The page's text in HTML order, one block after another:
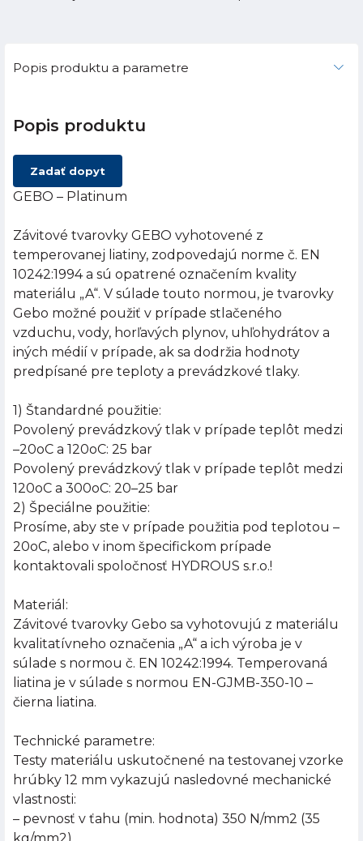
Popis produktu a parametre
Popis produktu
Zadať dopyt
GEBO – Platinum
Závitové tvarovky GEBO vyhotovené z
temperovanej liatiny, zodpovedajú norme č. EN
10242:1994 a sú opatrené označením kvality
materiálu „A“. V súlade touto normou, je tvarovky
Gebo možné použiť v prípade stlačeného
vzduchu, vody, horľavých plynov, uhľohydrátov a
iných médií v prípade, ak sa dodržia hodnoty
predpísané pre teploty a prevádzkové tlaky.
1) Štandardné použitie:
Povolený prevádzkový tlak v prípade teplôt medzi
–20oC a 120oC: 25 bar
Povolený prevádzkový tlak v prípade teplôt medzi
120oC a 300oC: 20–25 bar
2) Špeciálne použitie:
Prosíme, aby ste v prípade použitia pod teplotou –
20oC, alebo v inom špecifickom prípade
kontaktovali spoločnosť HYDROUS s.r.o.!
Materiál:
Závitové tvarovky Gebo sa vyhotovujú z materiálu
kvalitatívneho označenia „A“ a ich výroba je v
súlade s normou č. EN 10242:1994. Temperovaná
liatina je v súlade s normou EN-GJMB-350-10 –
čierna liatina.
Technické parametre:
Testy materiálu uskutočnené na testovanej vzorke
hrúbky 12 mm vykazujú nasledovné mechanické
vlastnosti:
– pevnosť v ťahu (min. hodnota) 350 N/mm2 (35